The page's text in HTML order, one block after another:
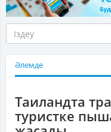
Әлемде
Таиландта
туристке